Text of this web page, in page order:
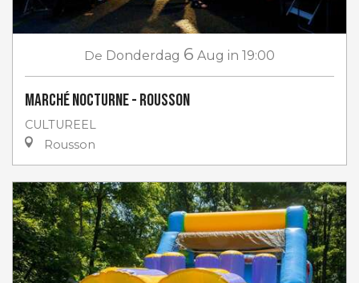
De Donderdag 6 Aug in 19:00
Marché nocturne - Rousson
CULTUREEL
Rousson